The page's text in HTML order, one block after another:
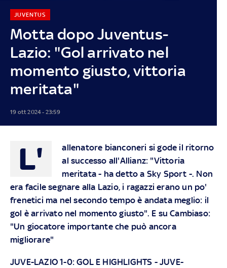
Motta dopo Juventus-
Lazio: "Gol arrivato nel
momento giusto, vittoria
meritata"
JUVENTUS
19 ott 2024 - 23:59
L'
allenatore bianconeri si gode il ritorno
al successo all'Allianz: "Vittoria
meritata - ha detto a Sky Sport -. Non
era facile segnare alla Lazio, i ragazzi erano un po'
frenetici ma nel secondo tempo è andata meglio: il
gol è arrivato nel momento giusto". E su Cambiaso:
"Un giocatore importante che può ancora
migliorare"
JUVE-LAZIO 1-0: GOL E HIGHLIGHTS -JUVE-